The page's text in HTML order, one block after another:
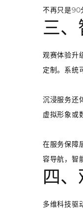
不再只是90
三、
观赛体验升
定制。系统
沉浸服务还
虚拟形象或
在服务保障
容导航，智
四
多维科技驱